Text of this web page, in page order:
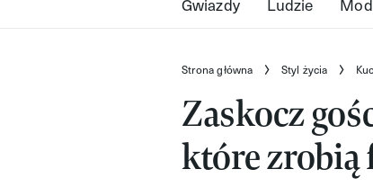
Strona główna Styl życia
Zaskocz
które zrobią